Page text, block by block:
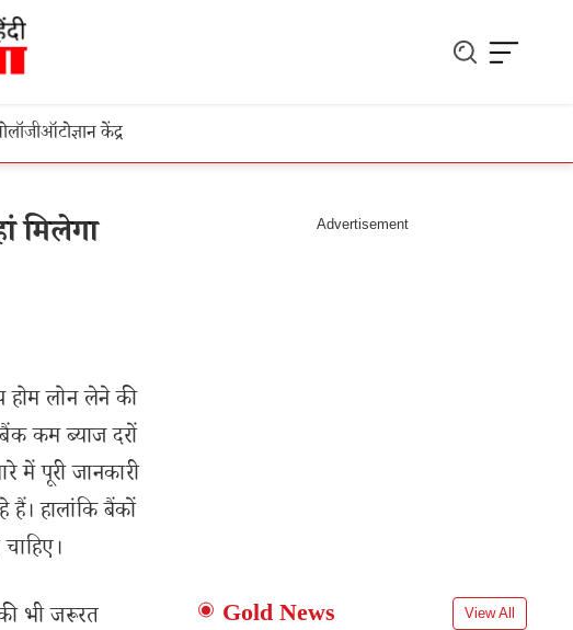
ऑटोज्ञान केंद्र
मिलेगा
लोन लेने की
कम ब्याज दरों
में पूरी जानकारी
हैं। हालांकि बैंकों
भी जरूरत
Gold News View All